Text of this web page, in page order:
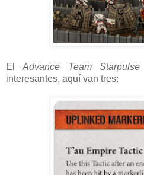
ElAdvance Team Starpulse
interesantes, aquí van tres: